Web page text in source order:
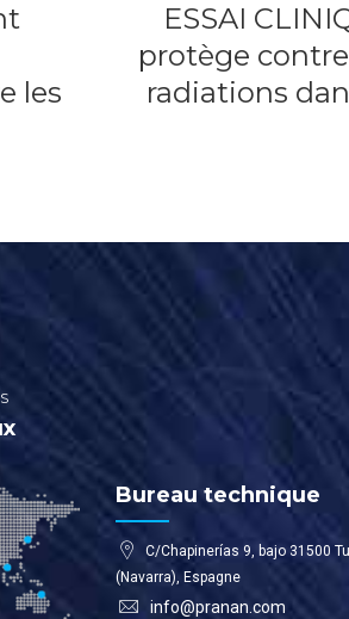
les
ESSAI
protège
radiations
Bureau technique
C/Chapinerías 9, bajo 31500
(Navarra), Espagne
info@pranan.com